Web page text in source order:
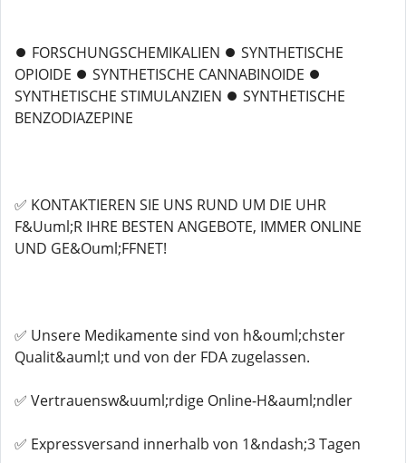
⏺️ FORSCHUNGSCHEMIKALIEN ⏺️ SYNTHETISCHE
OPIOIDE ⏺️ SYNTHETISCHE CANNABINOIDE ⏺️
SYNTHETISCHE STIMULANZIEN ⏺️ SYNTHETISCHE
BENZODIAZEPINE
✅ KONTAKTIEREN SIE UNS RUND UM DIE UHR
F&Uuml;R IHRE BESTEN ANGEBOTE, IMMER ONLINE
UND GE&Ouml;FFNET!
✅ Unsere Medikamente sind von h&ouml;chster
Qualit&auml;t und von der FDA zugelassen.
✅ Vertrauensw&uuml;rdige Online-H&auml;ndler
✅ Expressversand innerhalb von 1&ndash;3 Tagen